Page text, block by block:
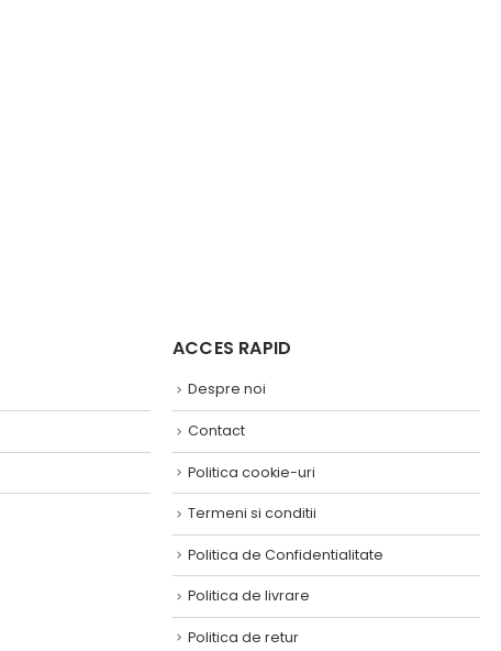
ACCES RAPID
Despre noi
Contact
Politica cookie-uri
Termeni si conditii
Politica de Confidentialitate
Politica de livrare
Politica de retur